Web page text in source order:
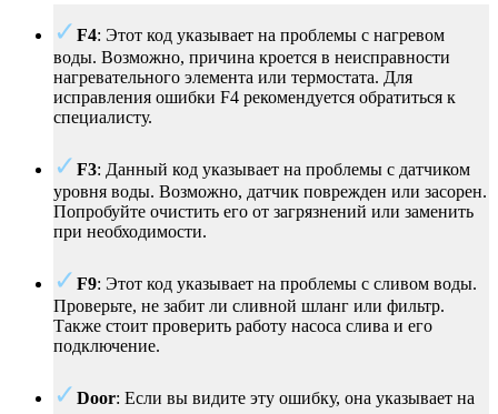
F4: Этот код указывает на проблемы с нагревом
воды. Возможно, причина кроется в неисправности
нагревательного элемента или термостата. Для
исправления ошибки F4 рекомендуется обратиться к
специалисту.
F3: Данный код указывает на проблемы с датчиком
уровня воды. Возможно, датчик поврежден или засорен.
Попробуйте очистить его от загрязнений или заменить
при необходимости.
F9: Этот код указывает на проблемы с сливом воды.
Проверьте, не забит ли сливной шланг или фильтр.
Также стоит проверить работу насоса слива и его
подключение.
Door: Если вы видите эту ошибку, она указывает на